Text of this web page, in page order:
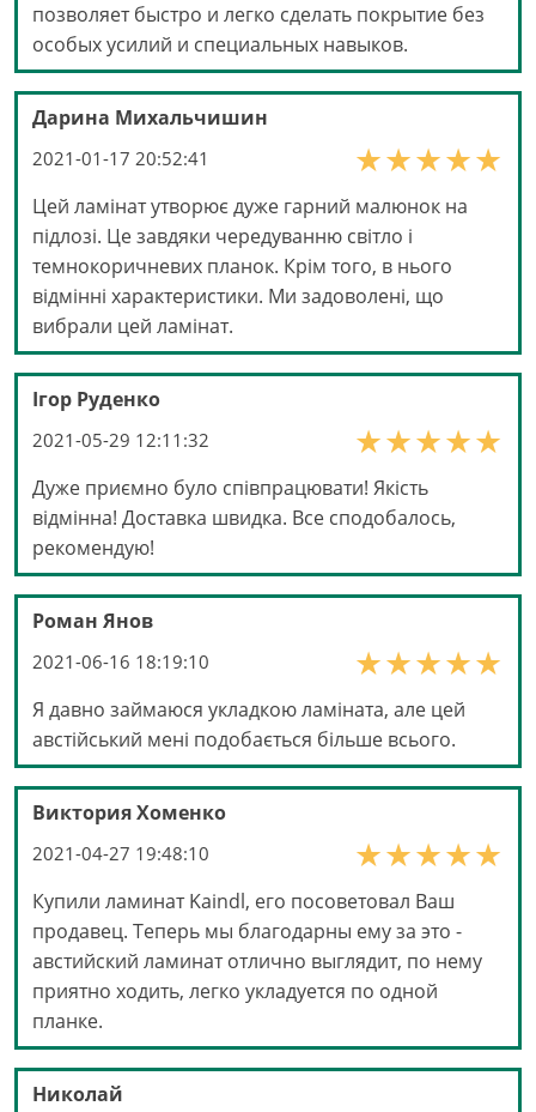
позволяет быстро и легко сделать покрытие без
особых усилий и специальных навыков.
Дарина Михальчишин
2021-01-17 20:52:41
Цей ламінат утворює дуже гарний малюнок на
підлозі. Це завдяки чередуванню світло і
темнокоричневих планок. Крім того, в нього
відмінні характеристики. Ми задоволені, що
вибрали цей ламінат.
Ігор Руденко
2021-05-29 12:11:32
Дуже приємно було співпрацювати! Якість
відмінна! Доставка швидка. Все сподобалось,
рекомендую!
Роман Янов
2021-06-16 18:19:10
Я давно займаюся укладкою ламіната, але цей
австійський мені подобається більше всього.
Виктория Хоменко
2021-04-27 19:48:10
Купили ламинат Kaindl, его посоветовал Ваш
продавец. Теперь мы благодарны ему за это -
австийский ламинат отлично выглядит, по нему
приятно ходить, легко укладуется по одной
планке.
Николай